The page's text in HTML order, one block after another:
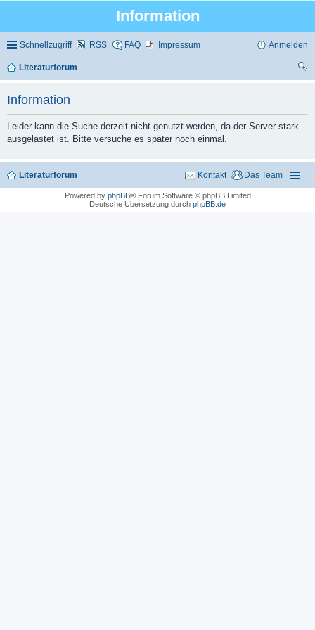
Information
Schnellzugriff RSS FAQ Impressum Anmelden
Literaturforum
Information
Leider kann die Suche derzeit nicht genutzt werden, da der Server stark
ausgelastet ist. Bitte versuche es später noch einmal.
Literaturforum Das Team
Kontakt
Powered by phpBB® Forum Software © phpBB Limited
Deutsche Übersetzung durch phpBB.de